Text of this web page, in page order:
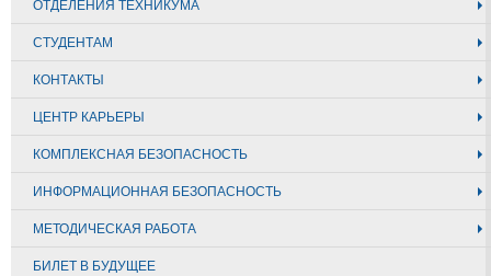
ОТДЕЛЕНИЯ ТЕХНИКУМА
СТУДЕНТАМ
КОНТАКТЫ
ЦЕНТР КАРЬЕРЫ
КОМПЛЕКСНАЯ БЕЗОПАСНОСТЬ
ИНФОРМАЦИОННАЯ БЕЗОПАСНОСТЬ
МЕТОДИЧЕСКАЯ РАБОТА
БИЛЕТ В БУДУЩЕЕ